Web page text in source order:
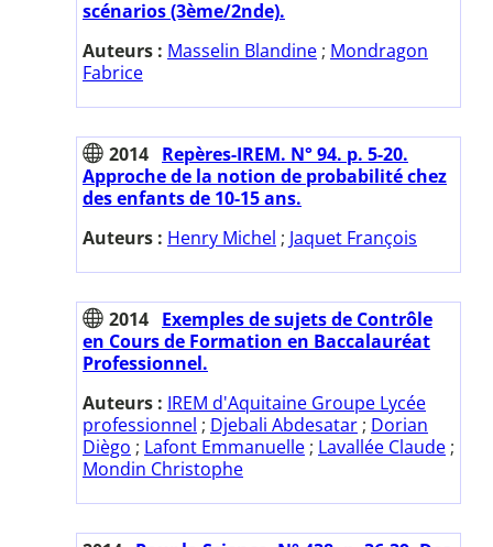
scénarios (3ème/2nde).
Auteurs : Masselin Blandine ; Mondragon
Fabrice
2014 Repères-IREM. N° 94. p. 5-20.
Approche de la notion de probabilité chez
des enfants de 10-15 ans.
Auteurs : Henry Michel ; Jaquet François
2014 Exemples de sujets de Contrôle
en Cours de Formation en Baccalauréat
Professionnel.
Auteurs : IREM d'Aquitaine Groupe Lycée
professionnel ; Djebali Abdesatar ; Dorian
Diègo ; Lafont Emmanuelle ; Lavallée Claude ;
Mondin Christophe